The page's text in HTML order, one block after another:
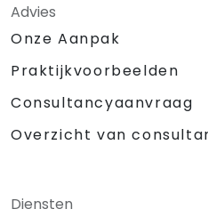
Advies
Onze Aanpak
Praktijkvoorbeelden
Consultancyaanvraag
Overzicht van
Diensten